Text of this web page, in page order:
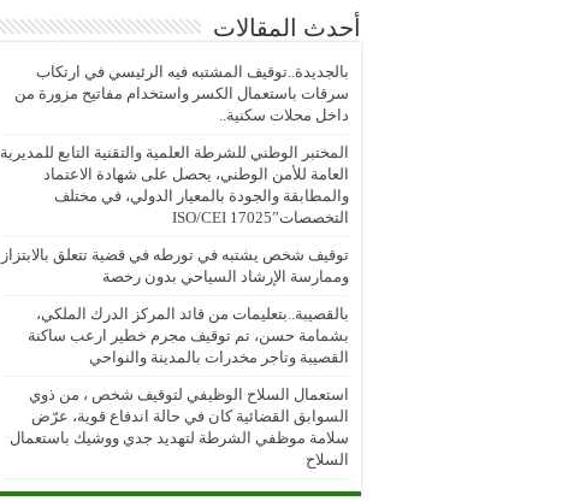
أحدث المقالات
بالجديدة..توقيف المشتبه فيه الرئيسي في ارتكاب
سرقات باستعمال الكسر واستخدام مفاتيح مزورة من
داخل محلات سكنية..
المختبر الوطني للشرطة العلمية والتقنية التابع للمديرية
العامة للأمن الوطني، يحصل على شهادة الاعتماد
والمطابقة والجودة بالمعيار الدولي، في مختلف
التخصصات”ISO/CEI 17025
توقيف شخص يشتبه في تورطه في قضية تتعلق بالابتزاز
وممارسة الإرشاد السياحي بدون رخصة
بالقصيبة..بتعليمات من قائد المركز الدرك الملكي،
بشمامة حسن، تم توقيف مجرم خطير ارعب ساكنة
القصيبة وتاجر مخدرات بالمدينة والنواحي
استعمال السلاح الوظيفي لتوقيف شخص ، من ذوي
السوابق القضائية كان في حالة اندفاع قوية، عرّض
سلامة موظفي الشرطة لتهديد جدي ووشيك باستعمال
السلاح